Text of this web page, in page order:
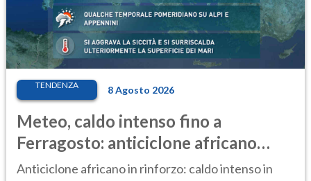
TENDENZA 8 Agosto 2026
Meteo, caldo intenso fino a
Ferragosto: anticiclone africano
ancora protagonista
Anticiclone africano in rinforzo: caldo intenso in